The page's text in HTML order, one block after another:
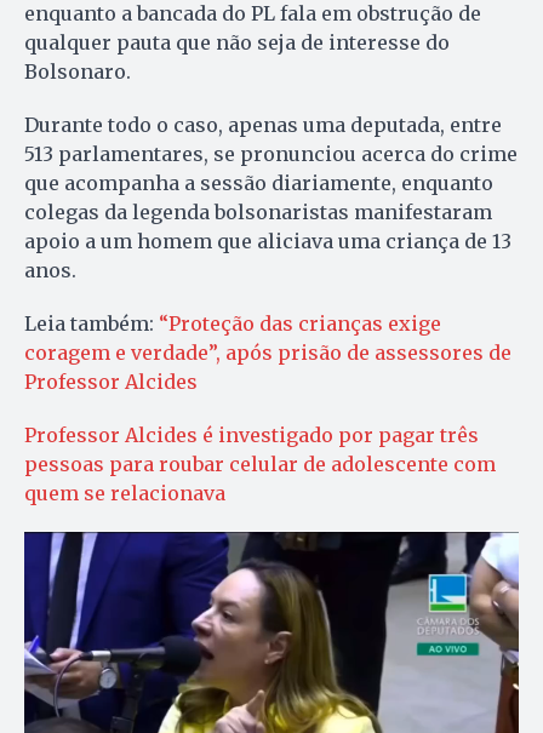
enquanto a bancada do PL fala em obstrução de
qualquer pauta que não seja de interesse do
Bolsonaro.
Durante todo o caso, apenas uma deputada, entre
513 parlamentares, se pronunciou acerca do crime
que acompanha a sessão diariamente, enquanto
colegas da legenda bolsonaristas manifestaram
apoio a um homem que aliciava uma criança de 13
anos.
Leia também: “Proteção das crianças exige
coragem e verdade”, após prisão de assessores de
Professor Alcides
Professor Alcides é investigado por pagar três
pessoas para roubar celular de adolescente com
quem se relacionava